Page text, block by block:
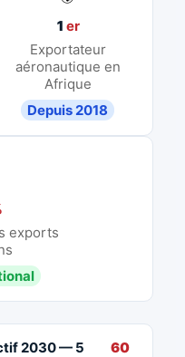
1 er
Exportateur
aéronautique en
Afrique
Depuis 2018
exports
2030 — 5
60